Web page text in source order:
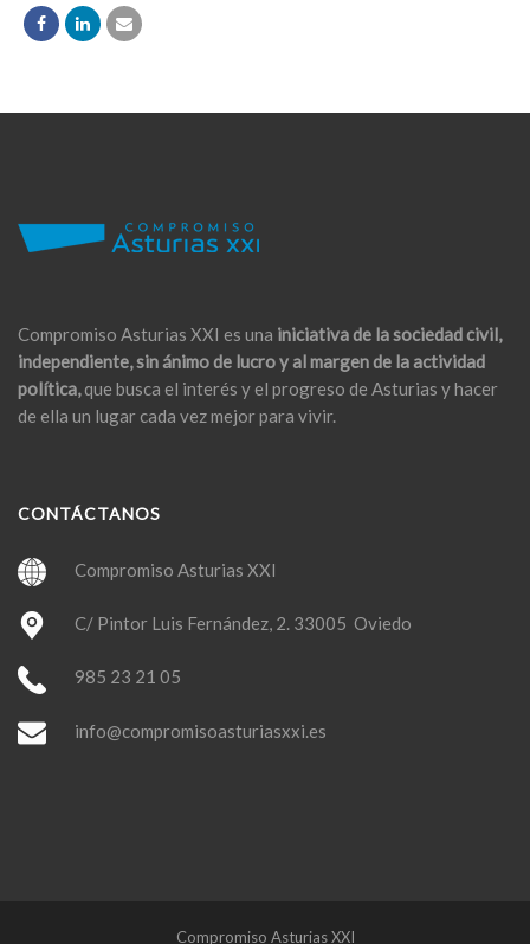
Compromiso Asturias XXI es una iniciativa de la sociedad civil,
independiente, sin ánimo de lucro y al margen de la actividad
política,que busca el interés y el progreso de Asturias y hacer
de ella un lugar cada vez mejor para vivir.
CONTÁCTANOS
Compromiso Asturias XXI
C/ Pintor Luis Fernández, 2. 33005 Oviedo
985 23 21 05
info@compromisoasturiasxxi.es
Compromiso Asturias XXI